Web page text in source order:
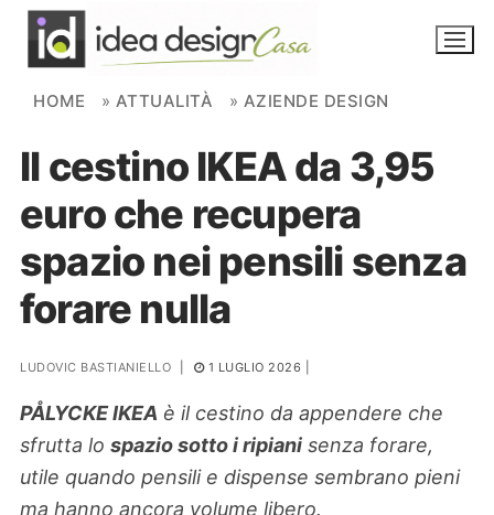
Skip to content
NOVITÀ
AMBIENTI
FAI DA TE
PIANTE
Ortaggio
HOME » ATTUALITÀ » AZIENDE DESIGN
Il cestino IKEA da 3,95
euro che recupera
spazio nei pensili senza
forare nulla
LUDOVIC BASTIANIELLO 1 LUGLIO 2026
PÅLYCKE IKEA è il cestino da appendere che
sfrutta lo spazio sotto i ripiani senza forare,
utile quando pensili e dispense sembrano pieni
ma hanno ancora volume libero.